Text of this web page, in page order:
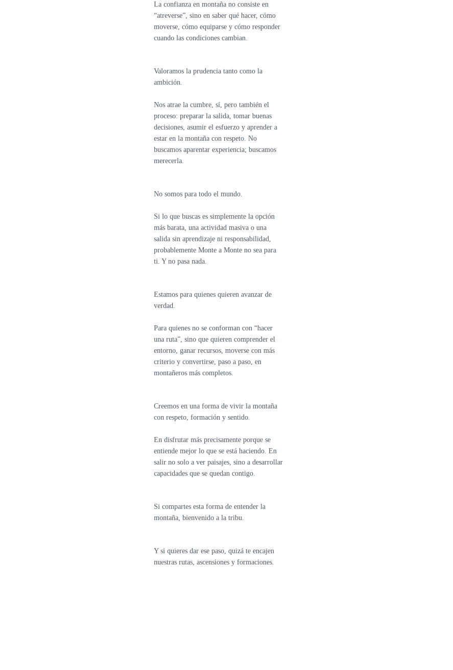
La confianza en montaña no consiste en
“atreverse”, sino en saber qué hacer, cómo
moverse, cómo equiparse y cómo responder
cuando las condiciones cambian.
Valoramos la prudencia tanto como la
ambición.
Nos atrae la cumbre, sí, pero también el
proceso: preparar la salida, tomar buenas
decisiones, asumir el esfuerzo y aprender a
estar en la montaña con respeto. No
buscamos aparentar experiencia; buscamos
merecerla.
No somos para todo el mundo.
Si lo que buscas es simplemente la opción
más barata, una actividad masiva o una
salida sin aprendizaje ni responsabilidad,
probablemente Monte a Monte no sea para
ti. Y no pasa nada.
Estamos para quienes quieren avanzar de
verdad.
Para quienes no se conforman con “hacer
una ruta”, sino que quieren comprender el
entorno, ganar recursos, moverse con más
criterio y convertirse, paso a paso, en
montañeros más completos.
Creemos en una forma de vivir la montaña
con respeto, formación y sentido.
En disfrutar más precisamente porque se
entiende mejor lo que se está haciendo. En
salir no solo a ver paisajes, sino a desarrollar
capacidades que se quedan contigo.
Si compartes esta forma de entender la
montaña, bienvenido a la tribu.
Y si quieres dar ese paso, quizá te encajen
nuestras rutas, ascensiones y formaciones.